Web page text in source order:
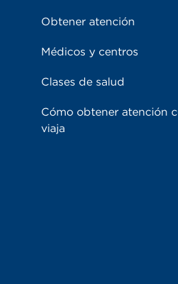
Obtener atención
Médicos y centros
Clases de salud
Cómo obtener atención
viaja